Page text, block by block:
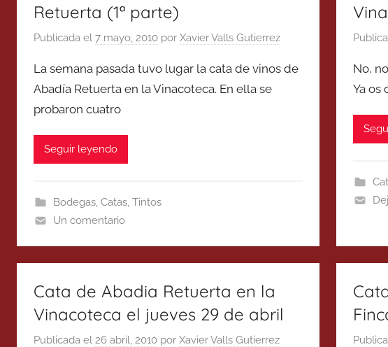
Retuerta (1ª parte)
Publicada el 7 mayo, 2010 por Xavier Valls Gutierrez
La semana pasada tuvo lugar la cata de vinos de
Abadía Retuerta en la Vinacoteca. En ella se
probaron cuatro
Seguir leyendo
Bodegas, Catas, Tintos
Un comentario
No,
Ya os
Cata de Abadia Retuerta en la
Vinacoteca el jueves 29 de abril
Publicada el 26 abril, 2010 por Xavier Valls Gutierrez